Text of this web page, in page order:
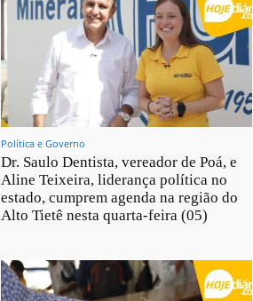
Política e Governo
Dr. Saulo Dentista, vereador de Poá, e
Aline Teixeira, liderança política no
estado, cumprem agenda na região do
Alto Tietê nesta quarta-feira (05)